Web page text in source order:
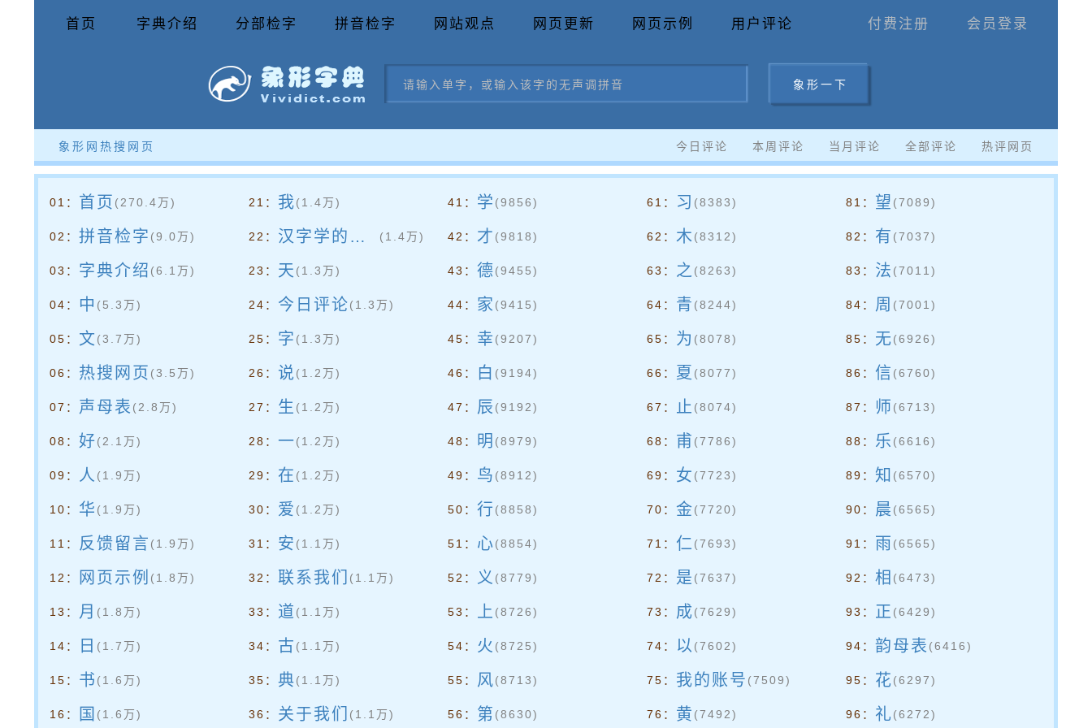
首页 字典介绍 分部检字 拼音检字 网站观点 网页更新 网页示例 用户评论 付费注册 会员登录
象 形 一 下
象形网热搜网页 今日评论 本周评论 当月评论 全部评论 热评网页
01： 首页 (270.4万)
02： 拼音检字 (9.0万)
03： 字典介绍 (6.1万)
04： 中 (5.3万)
05： 文 (3.7万)
06： 热搜网页 (3.5万)
07： 声母表 (2.8万)
08： 好(2.1万)
09： 人 (1.9万)
10： 华 (1.9万)
11： 反馈留言 (1.9万)
12： 网页示例 (1.8万)
13： 月 (1.8万)
14： 日 (1.7万)
15： 书 (1.6万)
16： 国 (1.6万)
21： 我(1.4万)
22： 汉字学的孤独丰碑--简评《说文解字》的历史功绩和局限 (1.4万)
23： 天 (1.3万)
24： 今日评论(1.3万)
25： 字 (1.3万)
26： 说 (1.2万)
27： 生 (1.2万)
28： 一(1.2万)
29： 在 (1.2万)
30： 爱 (1.2万)
31： 安 (1.1万)
32： 联系我们 (1.1万)
33： 道 (1.1万)
34： 古 (1.1万)
35： 典(1.1万)
36： 关于我们 (1.1万)
41： 学 (9856)
42： 才 (9818)
43： 德(9455)
44： 家 (9415)
45： 幸 (9207)
46： 白 (9194)
47： 辰 (9192)
48： 明 (8979)
49： 鸟 (8912)
50： 行 (8858)
51： 心 (8854)
52： 义 (8779)
53： 上 (8726)
54： 火 (8725)
55： 风(8713)
56： 第 (8630)
61： 习 (8383)
62： 木 (8312)
63： 之 (8263)
64： 青 (8244)
65： 为 (8078)
66： 夏 (8077)
67： 止 (8074)
68： 甫 (7786)
69： 女 (7723)
70： 金(7720)
71： 仁 (7693)
72： 是 (7637)
73： 成 (7629)
74： 以 (7602)
75： 我的账号 (7509)
76： 黄 (7492)
81： 望 (7089)
82： 有 (7037)
83： 法 (7011)
84： 周 (7001)
85： 无 (6926)
86： 信 (6760)
87： 师 (6713)
88： 乐 (6616)
89： 知 (6570)
90： 晨 (6565)
91： 雨 (6565)
92： 相 (6473)
93： 正 (6429)
94： 韵母表 (6416)
95： 花 (6297)
96： 礼 (6272)